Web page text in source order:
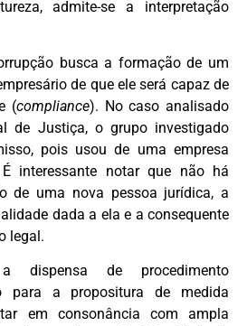
admite-se a interpretação
busca a formação de um
de que ele será capaz de
(compliance). No caso analisado
de Justiça, o grupo investigado
pois usou de uma empresa
interessante notar que não há
de uma nova pessoa jurídica, a
dada a ela e a consequente
legal.
dispensa de procedimento
para a propositura de medida
em consonância com ampla